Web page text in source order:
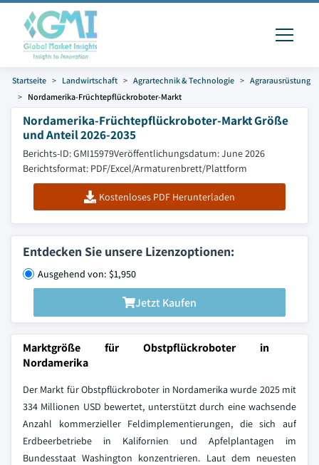
Startseite Landwirtschaft Agrartechnik & Technologie
Agrarausrüstung
Nordamerika-Früchtepflückroboter-Markt
Nordamerika-Früchtepflückroboter-Markt Größe
und Anteil 2026-2035
Berichts-ID: GMI15979Veröffentlichungsdatum: June 2026
Berichtsformat: PDF/Excel/Armaturenbrett/Plattform
Kostenloses PDF Herunterladen
Entdecken Sie unsere Lizenzoptionen:
Ausgehend von: $1,950
Jetzt Kaufen
Marktgröße für Obstpflückroboter in
Nordamerika
Der Markt für Obstpflückroboter in Nordamerika wurde 2025 mit
334 Millionen USD bewertet, unterstützt durch eine wachsende
Anzahl kommerzieller Feldimplementierungen, die sich auf
Erdbeerbetriebe in Kalifornien und Apfelplantagen im
Bundesstaat Washington konzentrieren. Laut dem neuesten